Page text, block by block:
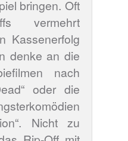
bringen. Oft
vermehrt
Kassenerfolg
denke an die
nach
oder die
Nicht zu